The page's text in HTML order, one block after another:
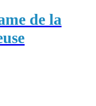
de la